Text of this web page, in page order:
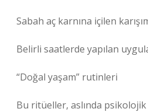
Sabah aç karnına içilen
Belirli saatlerde yapılan
“Doğal yaşam” rutinleri
Bu ritüeller, aslında